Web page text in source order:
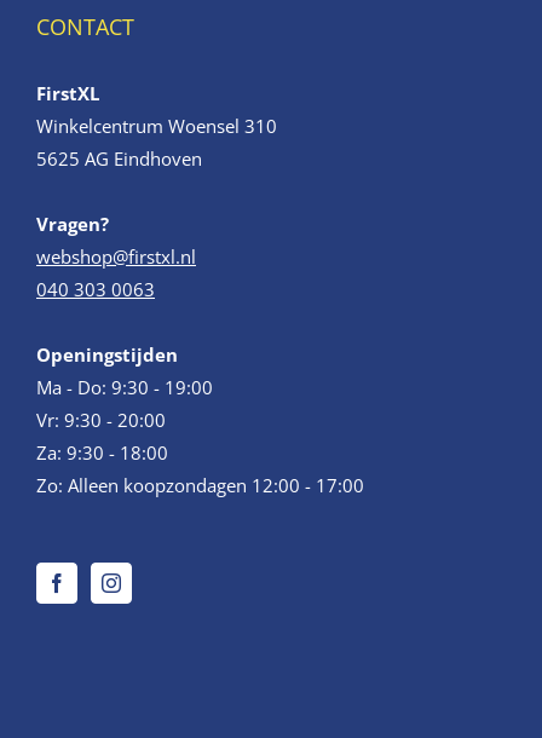
CONTACT
FirstXL
Winkelcentrum Woensel 310
5625 AG Eindhoven
Vragen?
webshop@firstxl.nl
040 303 0063
Openingstijden
Ma - Do: 9:30 - 19:00
Vr: 9:30 - 20:00
Za: 9:30 - 18:00
Zo: Alleen koopzondagen 12:00 - 17:00